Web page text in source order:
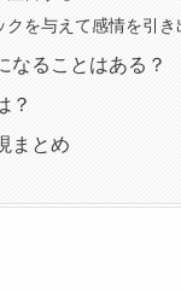
クを与えて感情を引き
なることはある？
？
まとめ